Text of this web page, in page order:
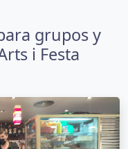
grupos y
i Festa